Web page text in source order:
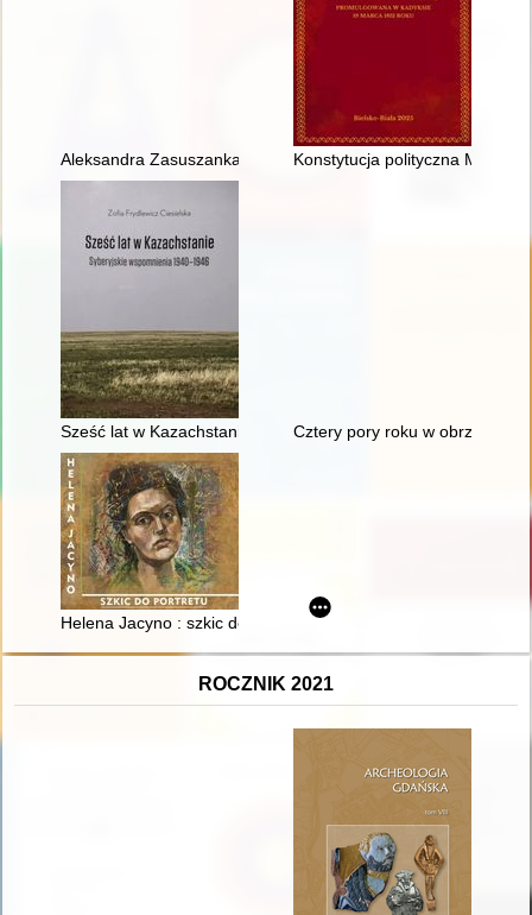
Aleksandra Zasuszanka-Dobrowolska (1906-1989) : życie i
Konstytucja polityczna
Sześć lat w Kazachstanie : syberyjskie wspomnienia 1940-
Cztery pory roku w
Helena Jacyno : szkic do portretu
ROCZNIK 2021